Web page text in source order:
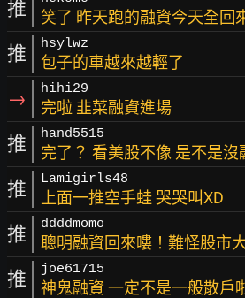
推 笑了 昨天跑的融資今天全回
推 hsylwz
包子的車越來越輕了
→ hihi29
完啦 韭菜融資進場
推 hand5515
完了？ 看美股不像 是不是沒
推 Lamigirls48
上面一推空手蛙 哭哭叫XD
推 ddddmomo
聰明融資回來嘍！難怪股市
推 joe61715
神鬼融資 一定不是一般散戶